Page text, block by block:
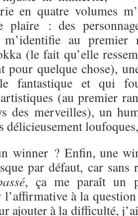
en quatre volumes
plaire : des
au premier
(le fait qu’elle
pour quelque chose),
fantastique et qui
(au premier
des merveilles), un
délicieusement
winner ? Enfin, une
par défaut, car sans
, ça me paraît un
l’affirmative à la
ajouter à la difficulté,